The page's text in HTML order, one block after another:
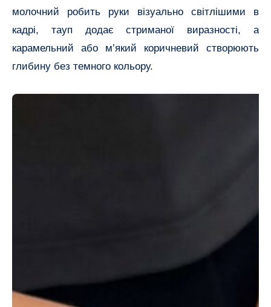
молочний робить руки візуально світлішими в
кадрі, тауп додає стриманої виразності, а
карамельний або м’який коричневий створюють
глибину без темного кольору.